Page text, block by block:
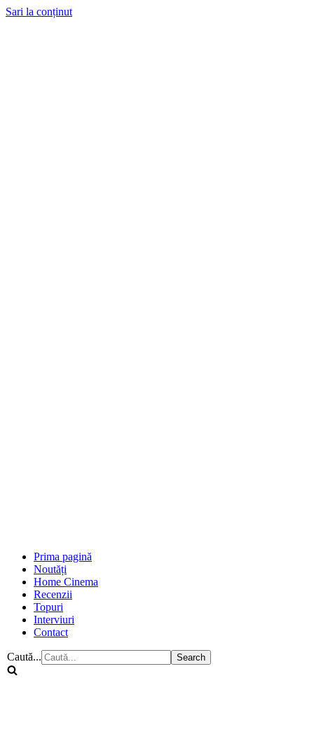
Sari la conținut
Prima pagină
Noutăți
Home Cinema
Recenzii
Topuri
Interviuri
Contact
Caută...